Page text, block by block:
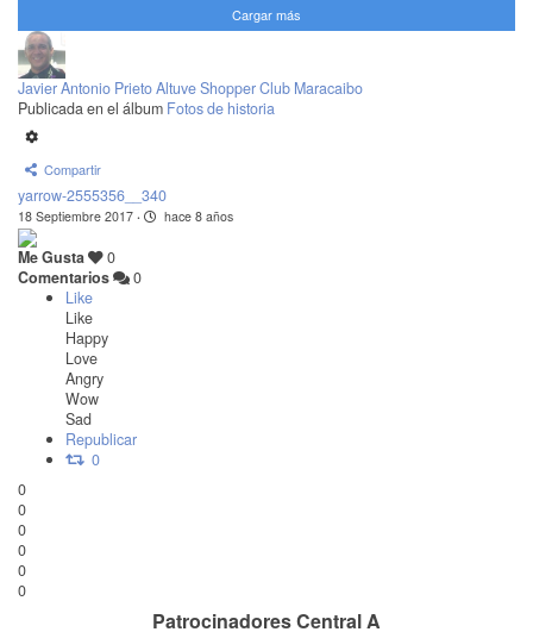
Cargar más
Javier Antonio Prieto Altuve Shopper Club Maracaibo
Publicada en el álbum Fotos de historia
Compartir
yarrow-2555356__340
18 Septiembre 2017 · hace 8 años
Me Gusta
0
Comentarios
0
Like
Like
Happy
Love
Angry
Wow
Sad
Republicar
0
0
0
0
0
0
0
Patrocinadores Central A